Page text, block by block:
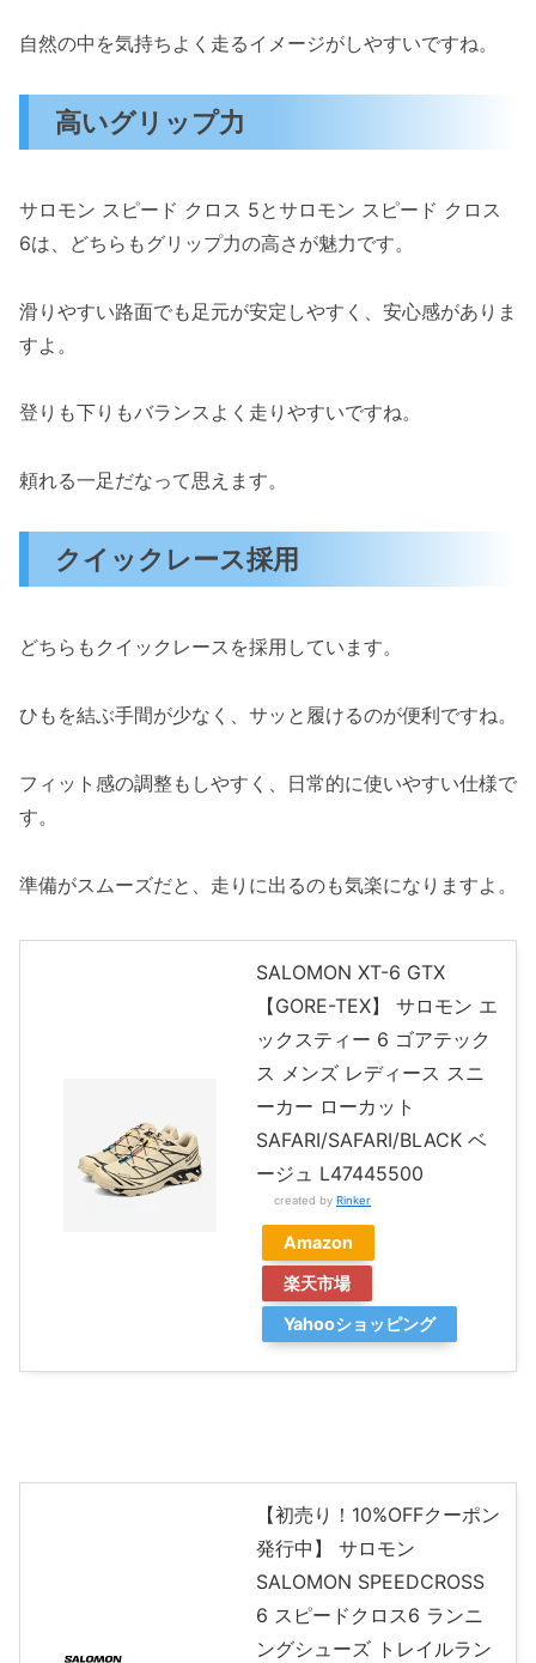
自然の中を気持ちよく走るイメージがしやすいですね。
高いグリップ力
サロモン スピード クロス 5とサロモン スピード クロス
6は、どちらもグリップ力の高さが魅力です。
滑りやすい路面でも足元が安定しやすく、安心感がありま
すよ。
登りも下りもバランスよく走りやすいですね。
頼れる一足だなって思えます。
クイックレース採用
どちらもクイックレースを採用しています。
ひもを結ぶ手間が少なく、サッと履けるのが便利ですね。
フィット感の調整もしやすく、日常的に使いやすい仕様で
す。
準備がスムーズだと、走りに出るのも気楽になりますよ。
SALOMON XT-6 GTX
【GORE-TEX】 サロモン エ
ックスティー 6 ゴアテック
ス メンズ レディース スニ
ーカー ローカット
SAFARI/SAFARI/BLACK ベ
ージュ L47445500
created by Rinker
Amazon
楽天市場
Yahooショッピング
【初売り！10%OFFクーポン
発行中】 サロモン
SALOMON SPEEDCROSS
6 スピードクロス6 ランニ
ングシューズ トレイルラン